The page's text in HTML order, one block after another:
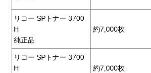
リコー SPトナー 3700
H
純正品
約7,000枚
リコー SPトナー 3700
H
約7,000枚